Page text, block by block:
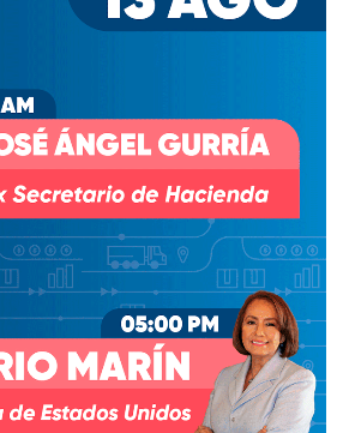
pero primero hubo fiebre
Público y con esto cierro:En lo
y cuando no hay camino…”se
“ escribió Antonio Machado.
que nos llamarán locos, (lo bueno es
gorda y a mi me han dicho más feo)
a algunos o a muchos,
y errores.
es que no habrá arrepentimiento.
La Orquesta quiero contribuir a